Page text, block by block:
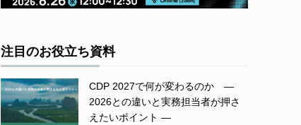
注目のお役立ち資料
CDP 2027で何が変わるのか ―
2026との違いと実務担当者が押さ
えたいポイント ―